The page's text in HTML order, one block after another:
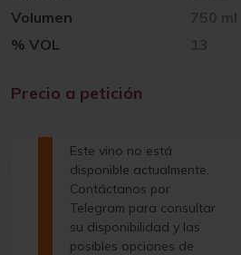
Volumen 750 ml
% VOL 13
Precio a petición
Este vino no está
disponible actualmente.
Contáctanos por
Telegram para consultar
su disponibilidad y las
posibles opciones de